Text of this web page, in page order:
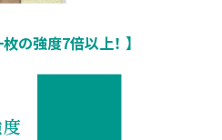
の強度7倍以上！